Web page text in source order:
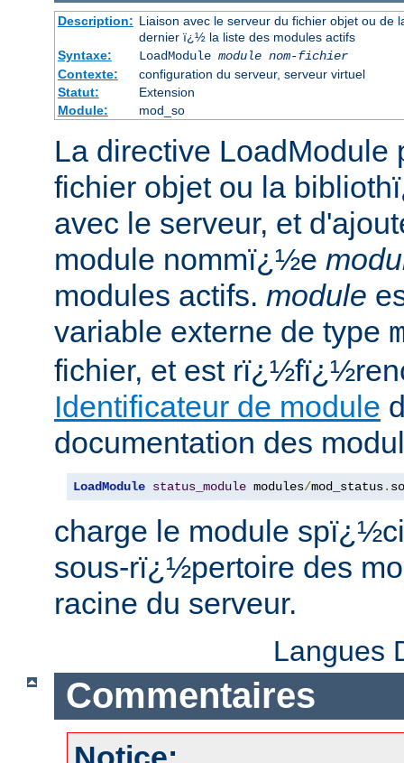
Description: Liaison avec le serveur du fichier objet ou
dernier ï¿½ la liste des modules actifs
Syntaxe:
LoadModule module nom-fichier
Contexte:
configuration du serveur, serveur virtuel
Statut:
Extension
Module:
mod_so
La directive LoadModule
fichier objet ou la
avec le serveur, et
module nommï¿½e
modules actifs. module
variable externe de type
fichier, et est
Identificateur de module
documentation des
LoadModule status_module modules/mod_status. so
charge le module
sous-rï¿½pertoire des
racine du serveur.
Langues
Commentaires